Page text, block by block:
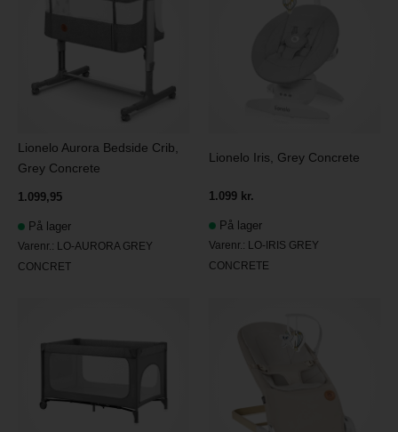
Lionelo Aurora Bedside Crib,
Grey Concrete
1.099,95
På lager
Varenr.: LO-AURORA GREY
CONCRET
Lionelo Iris, Grey Concrete
1.099 kr.
På lager
Varenr.: LO-IRIS GREY
CONCRETE